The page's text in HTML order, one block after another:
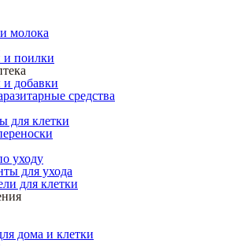
молока
поилки
добавки
средства
для клетки
уходу
для ухода
для клетки
дома и клетки